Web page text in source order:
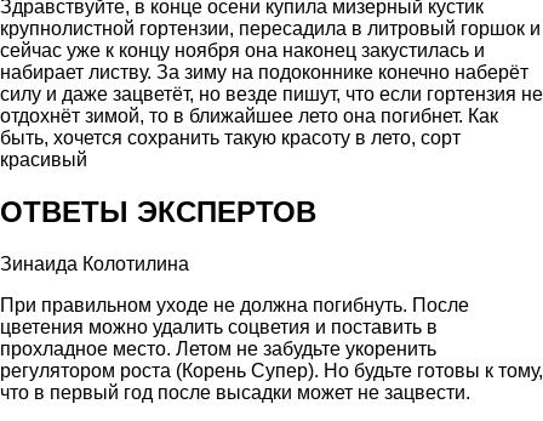
Здравствуйте, в конце осени купила мизерный кустик
крупнолистной гортензии, пересадила в литровый горшок и
сейчас уже к концу ноября она наконец закустилась и
набирает листву. За зиму на подоконнике конечно наберёт
силу и даже зацветёт, но везде пишут, что если гортензия не
отдохнёт зимой, то в ближайшее лето она погибнет. Как
быть, хочется сохранить такую красоту в лето, сорт
красивый
ОТВЕТЫ ЭКСПЕРТОВ
Зинаида Колотилина
При правильном уходе не должна погибнуть. После
цветения можно удалить соцветия и поставить в
прохладное место. Летом не забудьте укоренить
регулятором роста (Корень Супер). Но будьте готовы к тому,
что в первый год после высадки может не зацвести.